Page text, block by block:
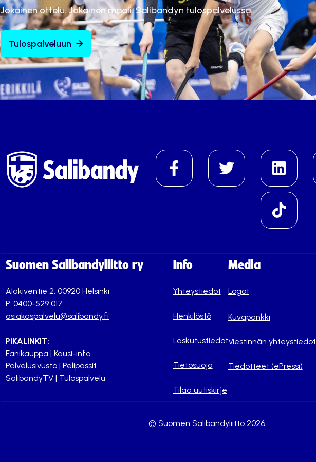
Jokainen ottelu. Jokainen maali. Salibandyn tulospalvelussa.
Tulospalveluun
Suomen Salibandyliitto ry
Alakiventie 2, 00920 Helsinki
P. 0400-529 017
asiakaspalvelu@salibandy.fi
PIKALINKIT:
Fanikauppa | Kausi-info
Palvelusivusto | Pelipassit
SalibandyTV | Tulospalvelu
Info
Yhteystiedot
Henkilöstö
Laskutustiedot
Tietosuoja
Tilaa uutiskirje
Media
Logot
Kuvapankki
Viestinnän yhteystiedot
Tiedotteet (ePressi)
© Suomen Salibandyliitto 2026